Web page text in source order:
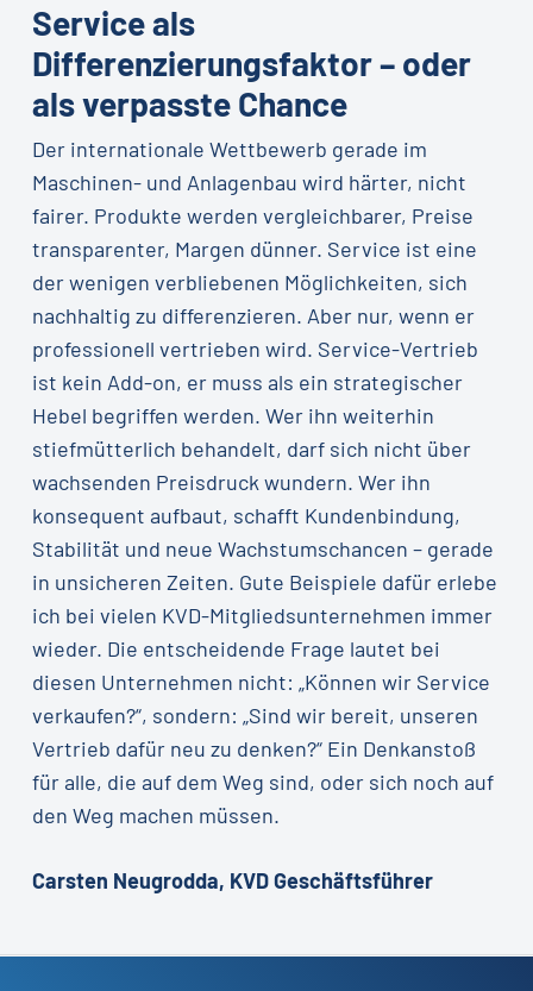
Service als
Differenzierungsfaktor – oder
als verpasste Chance
Der internationale Wettbewerb gerade im
Maschinen- und Anlagenbau wird härter, nicht
fairer. Produkte werden vergleichbarer, Preise
transparenter, Margen dünner. Service ist eine
der wenigen verbliebenen Möglichkeiten, sich
nachhaltig zu differenzieren. Aber nur, wenn er
professionell vertrieben wird. Service-Vertrieb
ist kein Add-on, er muss als ein strategischer
Hebel begriffen werden. Wer ihn weiterhin
stiefmütterlich behandelt, darf sich nicht über
wachsenden Preisdruck wundern. Wer ihn
konsequent aufbaut, schafft Kundenbindung,
Stabilität und neue Wachstumschancen – gerade
in unsicheren Zeiten. Gute Beispiele dafür erlebe
ich bei vielen KVD-Mitgliedsunternehmen immer
wieder. Die entscheidende Frage lautet bei
diesen Unternehmen nicht: „Können wir Service
verkaufen?“, sondern: „Sind wir bereit, unseren
Vertrieb dafür neu zu denken?“ Ein Denkanstoß
für alle, die auf dem Weg sind, oder sich noch auf
den Weg machen müssen.
Carsten Neugrodda, KVD Geschäftsführer